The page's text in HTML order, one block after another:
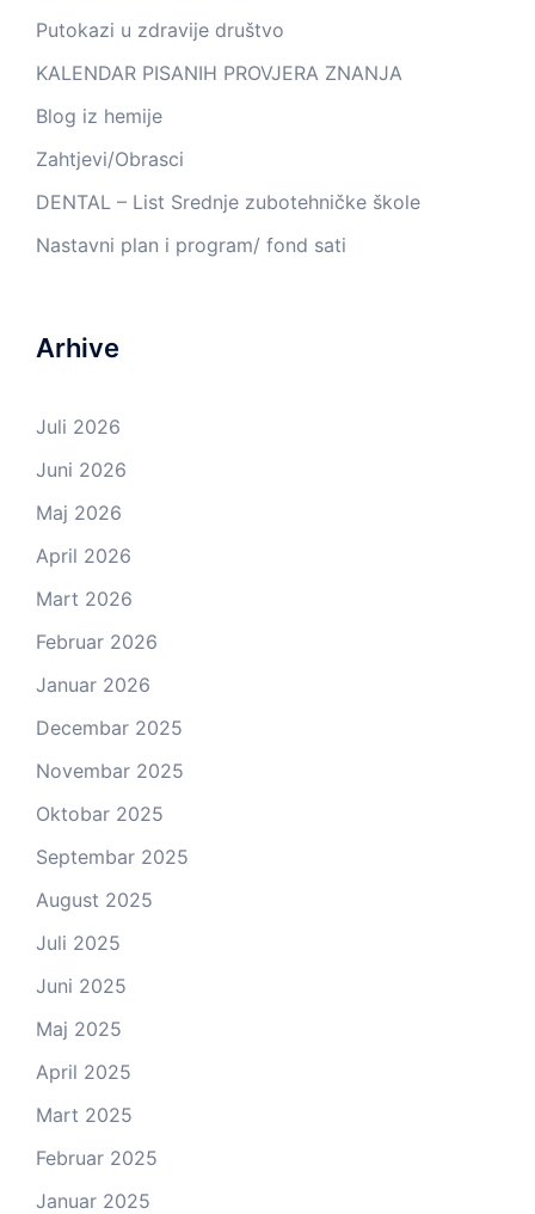
Putokazi u zdravije društvo
KALENDAR PISANIH PROVJERA ZNANJA
Blog iz hemije
Zahtjevi/Obrasci
DENTAL – List Srednje zubotehničke škole
Nastavni plan i program/ fond sati
Arhive
Juli 2026
Juni 2026
Maj 2026
April 2026
Mart 2026
Februar 2026
Januar 2026
Decembar 2025
Novembar 2025
Oktobar 2025
Septembar 2025
August 2025
Juli 2025
Juni 2025
Maj 2025
April 2025
Mart 2025
Februar 2025
Januar 2025